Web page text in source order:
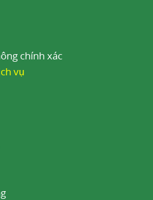
chính xác
vụ